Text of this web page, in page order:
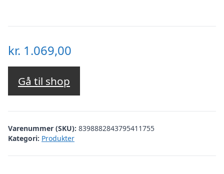
kr. 1.069,00
Gå til shop
Varenummer (SKU): 8398882843795411755
Kategori: Produkter